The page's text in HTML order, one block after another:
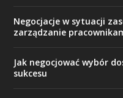
Negocjacje w sytuacji
zarządzanie
Jak negocjować wybór
sukcesu